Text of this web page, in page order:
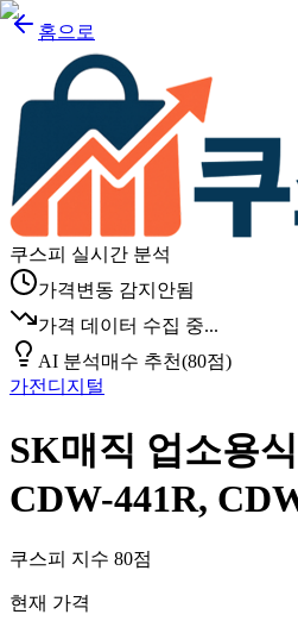
홈으로
쿠스피 실시간 분석
가격변동 감지안됨
가격 데이터 수집 중...
AI 분석매수 추천(80점)
가전디지털
SK매직 업소용
CDW-441R,
쿠스피 지수 80점
현재 가격